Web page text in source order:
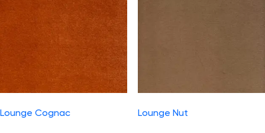
Lounge Cognac Lounge Nut